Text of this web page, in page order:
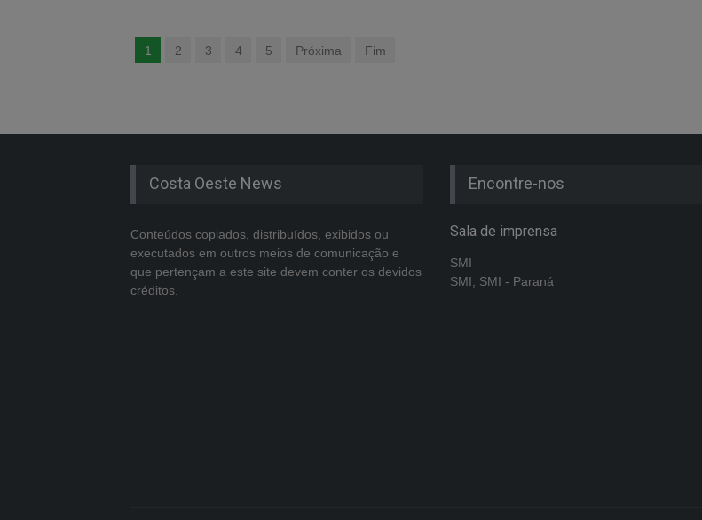
1 2 3 4 5 Próxima Fim
Costa Oeste News
Conteúdos copiados, distribuídos, exibidos ou
executados em outros meios de comunicação e
que pertençam a este site devem conter os devidos
créditos.
Encontre-nos
Sala de imprensa
SMI
SMI, SMI - Paraná